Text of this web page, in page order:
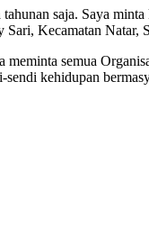
saja. Saya
Kecamatan Natar,
semua
kehidupan